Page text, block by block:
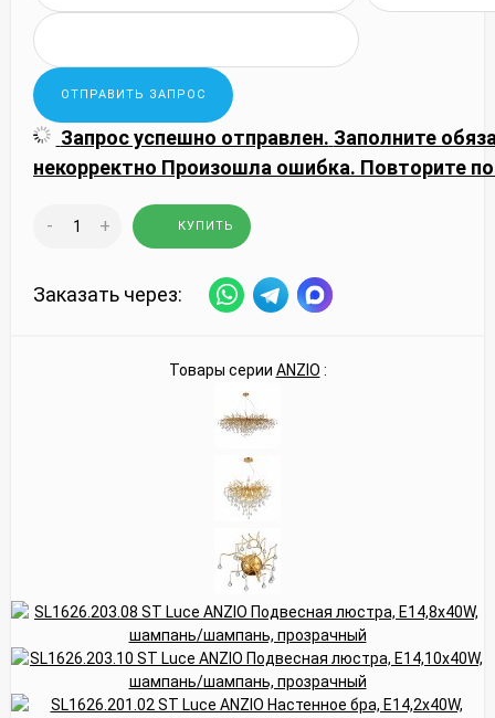
Запрос успешно отправлен. Заполните
некорректно Произошла ошибка. Повторите
- + КУПИТЬ
Заказать через:
Товары серии ANZIO :